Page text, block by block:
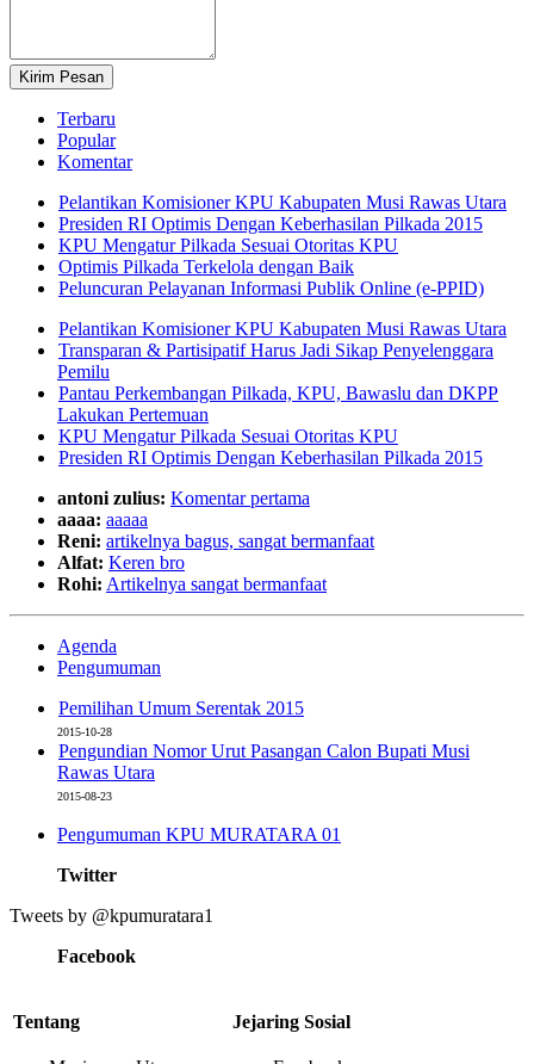
Terbaru
Popular
Komentar
Pelantikan Komisioner KPU Kabupaten Musi Rawas Utara
Presiden RI Optimis Dengan Keberhasilan Pilkada 2015
KPU Mengatur Pilkada Sesuai Otoritas KPU
Optimis Pilkada Terkelola dengan Baik
Peluncuran Pelayanan Informasi Publik Online (e-PPID)
Pelantikan Komisioner KPU Kabupaten Musi Rawas Utara
Transparan & Partisipatif Harus Jadi Sikap Penyelenggara
Pemilu
Pantau Perkembangan Pilkada, KPU, Bawaslu dan DKPP
Lakukan Pertemuan
KPU Mengatur Pilkada Sesuai Otoritas KPU
Presiden RI Optimis Dengan Keberhasilan Pilkada 2015
antoni zulius: Komentar pertama
aaaa: aaaaa
Reni: artikelnya bagus, sangat bermanfaat
Alfat: Keren bro
Rohi: Artikelnya sangat bermanfaat
Agenda
Pengumuman
Pemilihan Umum Serentak 2015
2015-10-28
Pengundian Nomor Urut Pasangan Calon Bupati Musi
Rawas Utara
2015-08-23
Pengumuman KPU MURATARA 01
Twitter
Tweets by @kpumuratara1
Facebook
Tentang Jejaring Sosial